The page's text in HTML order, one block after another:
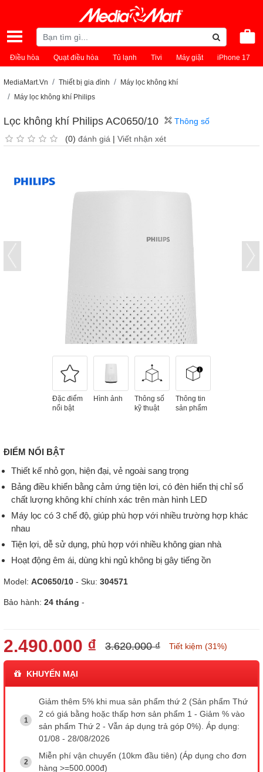
Điều hòa Quạt điều hòa Tủ lạnh Tivi Máy giặt iPhone 17
MediaMart.Vn Thiết bị gia đình
Máy lọc không khí
Máy lọc không khí Philips
Lọc không khí Philips AC0650/10
(0) đánh giá | Viết nhận xét
Thông số
Đặc điểm
nổi bật
Hình ảnh
Thông số
kỹ thuật
Thông tin
sản phẩm
ĐIỂM NỔI BẬT
Thiết kế nhỏ gọn, hiện đại, vẻ ngoài sang trọng
Bảng điều khiển bằng cảm ứng tiện lơi, có đèn hiển thị chỉ số
chất lượng không khí chính xác trên màn hình LED
Máy lọc có 3 chế độ, giúp phù hợp với nhiều trường hợp khác
nhau
Tiện lợi, dễ sử dụng, phù hợp với nhiều không gian nhà
Hoạt động êm ái, dùng khi ngủ không bị gây tiếng ồn
Model: AC0650/10 - Sku: 304571
Bảo hành: 24 tháng -
2.490.000 ₫ 3.620.000 ₫ Tiết kiệm (31%)
KHUYẾN MẠI
Giảm thêm 5% khi mua sản phẩm thứ 2 (Sản phẩm Thứ
2 có giá bằng hoặc thấp hơn sản phẩm 1 - Giảm % vào
sản phẩm Thứ 2 - Vẫn áp dụng trả góp 0%). Áp dụng:
01/08 - 28/08/2026
Miễn phí vận chuyển (10km đầu tiên) (Áp dụng cho đơn
hàng >=500.000đ)